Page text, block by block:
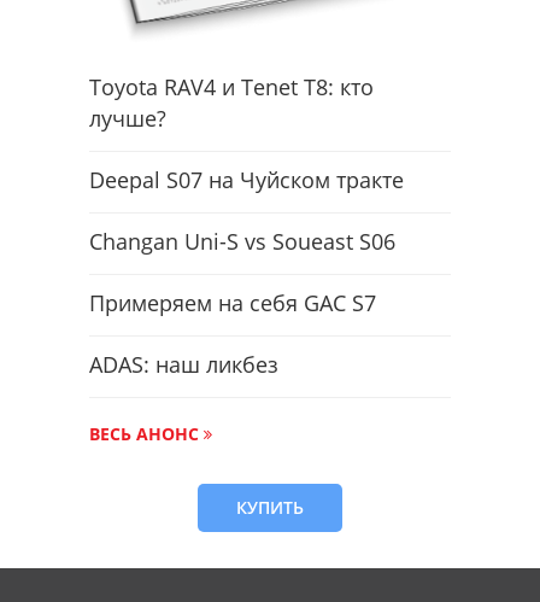
Toyota RAV4 и Tenet T8: кто
лучше?
Deepal S07 на Чуйском тракте
Changan Uni-S vs Soueast S06
Примеряем на себя GAC S7
ADAS: наш ликбез
ВЕСЬ АНОНС
КУПИТЬ